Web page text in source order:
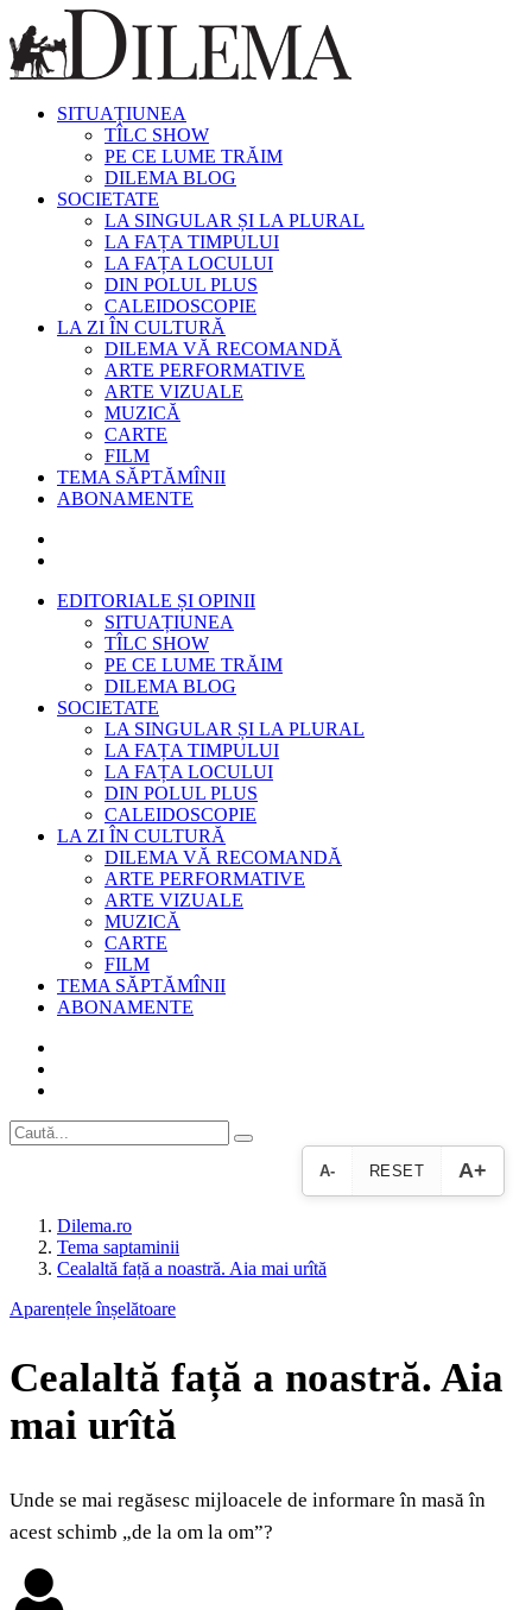
SITUAȚIUNEA
TÎLC SHOW
PE CE LUME TRĂIM
DILEMA BLOG
SOCIETATE
LA SINGULAR ȘI LA PLURAL
LA FAȚA TIMPULUI
LA FAȚA LOCULUI
DIN POLUL PLUS
CALEIDOSCOPIE
LA ZI ÎN CULTURĂ
DILEMA VĂ RECOMANDĂ
ARTE PERFORMATIVE
ARTE VIZUALE
MUZICĂ
CARTE
FILM
TEMA SĂPTĂMÎNII
ABONAMENTE
EDITORIALE ȘI OPINII
SITUAȚIUNEA
TÎLC SHOW
PE CE LUME TRĂIM
DILEMA BLOG
SOCIETATE
LA SINGULAR ȘI LA PLURAL
LA FAȚA TIMPULUI
LA FAȚA LOCULUI
DIN POLUL PLUS
CALEIDOSCOPIE
LA ZI ÎN CULTURĂ
DILEMA VĂ RECOMANDĂ
ARTE PERFORMATIVE
ARTE VIZUALE
MUZICĂ
CARTE
FILM
TEMA SĂPTĂMÎNII
ABONAMENTE
A- RESET A+
Dilema.ro
Tema saptaminii
Cealaltă față a noastră. Aia mai urîtă
Aparențele înșelătoare
Cealaltă față a noastră. Aia
mai urîtă
Unde se mai regăsesc mijloacele de informare în masă în
acest schimb „de la om la om”?